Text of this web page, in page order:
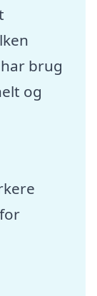
brug
og